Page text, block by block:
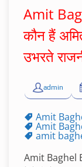
Amit
कौन हैं
उभरते
admin
Amit
Amit
amit
Amit Baghel